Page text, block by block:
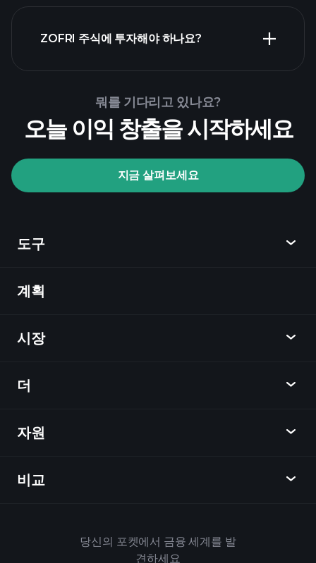
Playtrade Tournaments
추천된 중개인
ZOFRI 주식에 투자해야 하나요?
Playtrade Tournaments
자 포트폴리오
뭐를 기다리고 있나요?
오늘 이익 창출을 시작하세요
지금 살펴보세요
도구
발견
차트
뉴스
학습 허브
메신저
계획
시장
개요
외환
지수
더
제휴사가 되다
회사
Playtrade 소개
자원
도움말 센터
비교
당신의 포켓에서 금융 세계를 발
견하세요